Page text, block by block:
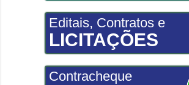
Editais, Contratos e
LICITAÇÕES
Contracheque